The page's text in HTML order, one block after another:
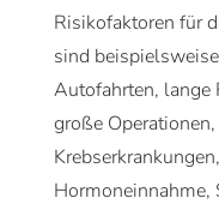
Risikofaktoren für
sind
Autofahrten, lange
große
Hormoneinnahme,